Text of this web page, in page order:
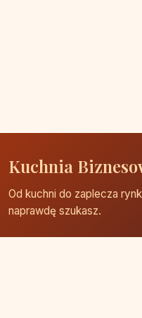
Kuchnia
Od kuchni do zaplecza
naprawdę szukasz.